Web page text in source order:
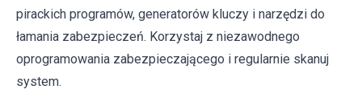
pirackich programów, generatorów kluczy i narzędzi do
łamania zabezpieczeń. Korzystaj z niezawodnego
oprogramowania zabezpieczającego i regularnie skanuj
system.